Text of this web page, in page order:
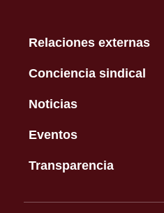
Relaciones externas
Conciencia sindical
Noticias
Eventos
Transparencia